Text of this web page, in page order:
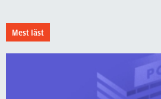
Mest läst